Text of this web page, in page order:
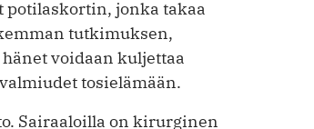
potilaskortin, jonka takaa
tutkimuksen,
voidaan kuljettaa
tosielämään.
Sairaaloilla on kirurginen